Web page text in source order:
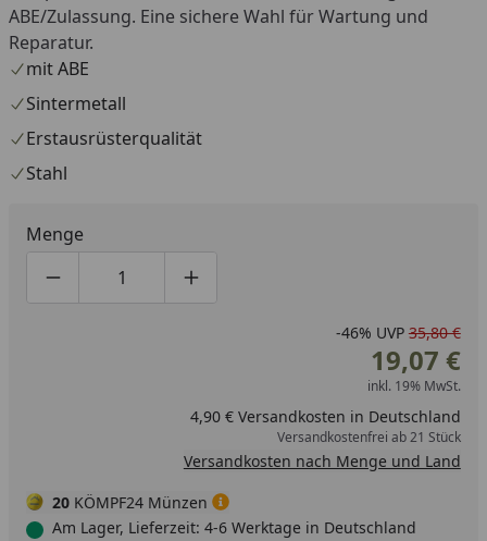
ABE/Zulassung. Eine sichere Wahl für Wartung und
Reparatur.
mit ABE
Sintermetall
Erstausrüsterqualität
Stahl
Menge
Produktmenge um eins verringern
Produktmenge manuell eingeben
Produktmenge um eins erhöhen
-46% UVP 35,80 €
19,07 €
inkl. 19% MwSt.
4,90 € Versandkosten in Deutschland
Versandkostenfrei ab 21 Stück
Versandkosten nach Menge und Land
20 KÖMPF24 Münzen
Am Lager, Lieferzeit: 4-6 Werktage in Deutschland